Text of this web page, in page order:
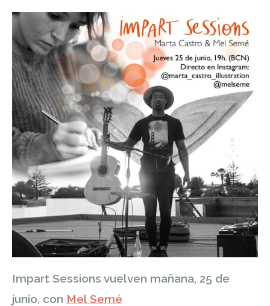
Impart Sessions vuelven mañana, 25 de
junio, con Mel Semé